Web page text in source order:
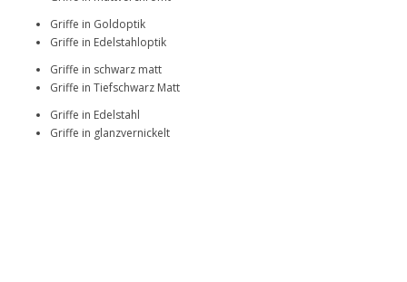
Griffe in Goldoptik
Griffe in Edelstahloptik
Griffe in schwarz matt
Griffe in Tiefschwarz Matt
Griffe in Edelstahl
Griffe in glanzvernickelt